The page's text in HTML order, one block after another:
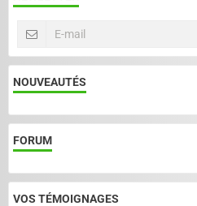
NOUVEAUTÉS
FORUM
VOS TÉMOIGNAGES